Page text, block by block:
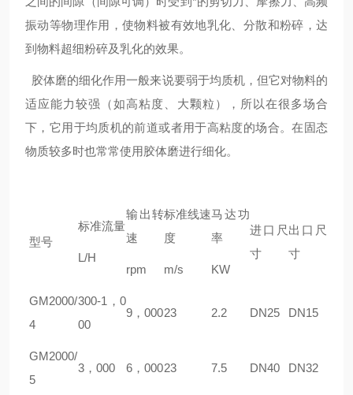
振动等物理作用，使物料被有效地乳化、分散和粉碎，达
到物料超细粉碎及乳化的效果。
胶体磨的细化作用一般来说要弱于均质机，但它对物料的
适应能力较强（如高粘度、大颗粒），所以在很多场合
下，它用于均质机的前道或者用于高粘度的场合。在固态
物质较多时也常常使用胶体磨进行细化。
型号
标准流量
L/H
输出转
速
rpm
标准线速
度
m/s
马达功
率
KW
进口尺
寸
出口尺
寸
GM2000/
4
300-1，0
00
9，00023 2.2 DN25 DN15
GM2000/
5
3，000 6，00023 7.5 DN40 DN32